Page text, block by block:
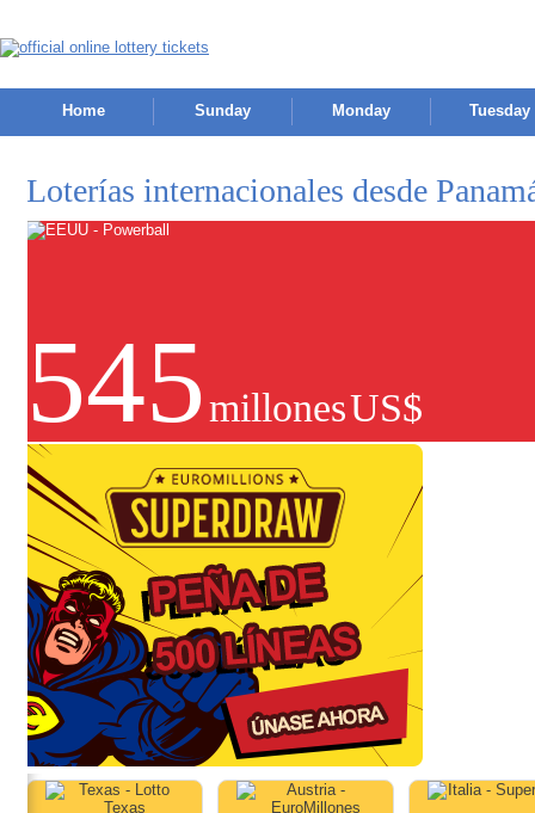
Home Sunday Monday Tuesday
Loterías internacionales desde
545millonesUS$